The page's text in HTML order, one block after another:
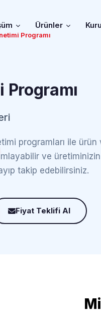
Ürünler
Programı
programları ile ürün
ve
takip edebilirsiniz.
Fiyat Teklifi Al